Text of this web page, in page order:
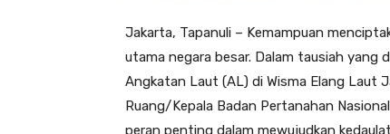
Jakarta, Tapanuli – Kemampuan
utama negara besar. Dalam tausiah yang
Angkatan Laut (AL) di Wisma Elang Laut
Ruang/Kepala Badan Pertanahan
peran penting dalam mewujudkan